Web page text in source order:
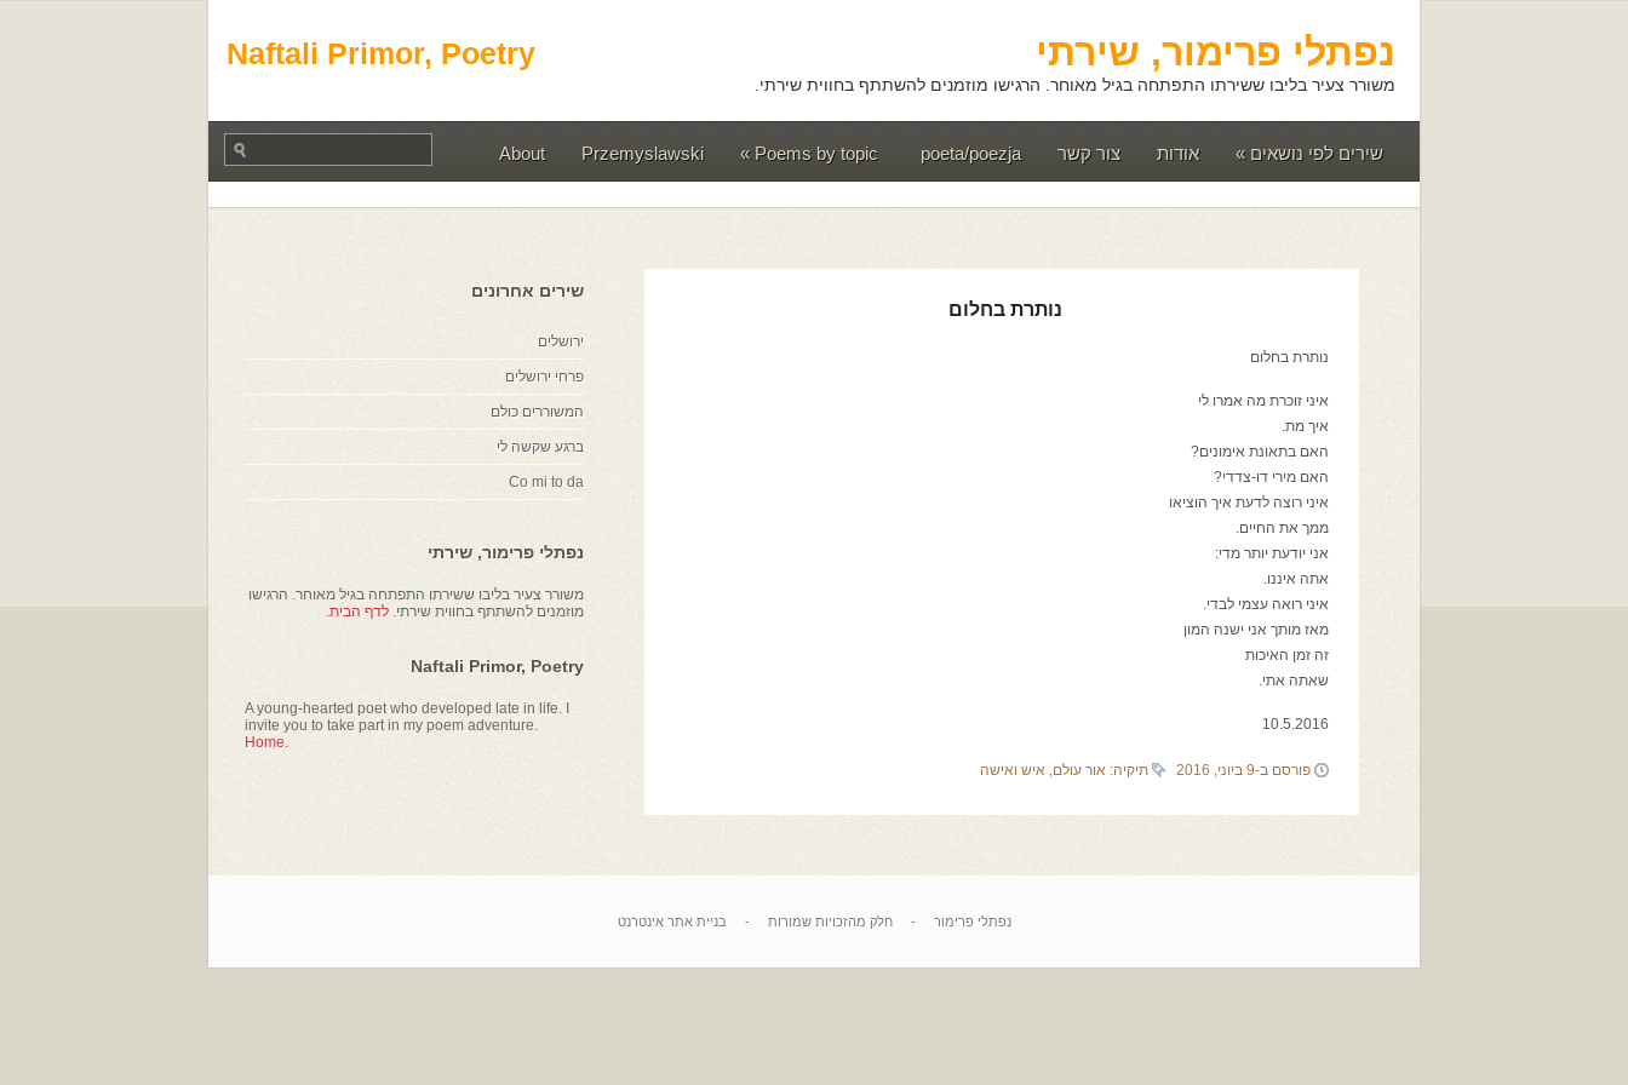
Naftali Primor, Poetry נפתלי פרימור, שירתי
משורר צעיר בליבו ששירתו התפתחה בגיל מאוחר. הרגישו מוזמנים להשתתף בחווית שירתי.
שירים לפי נושאים » אודות צור קשר poeta/poezja
Poems by topic
»
Przemyslawski
About
נותרת בחלום
נותרת בחלום
איני זוכרת מה אמרו לי
איך מת.
האם בתאונת אימונים?
האם מירי דו-צדדי?
איני רוצה לדעת איך הוציאו
ממך את החיים.
אני יודעת יותר מדי:
אתה איננו.
איני רואה עצמי לבדי.
מאז מותך אני ישנה המון
זה זמן האיכות
שאתה אתי.
10.5.2016
פורסם ב-9 ביוני, 2016 תיקיה: אור עולם, איש ואישה
שירים אחרונים
ירושלים
פרחי ירושלים
המשוררים כולם
ברגע שקשה לי
Co mi to da
נפתלי פרימור, שירתי
משורר צעיר בליבו ששירתו התפתחה בגיל מאוחר. הרגישו
מוזמנים להשתתף בחווית שירתי. לדף הבית.
Naftali Primor, Poetry
A young-hearted poet who developed late in life. I
invite you to take part in my poem adventure.
Home.
נפתלי פרימור -חלק מהזכויות שמורות - בניית אתר אינטרנט